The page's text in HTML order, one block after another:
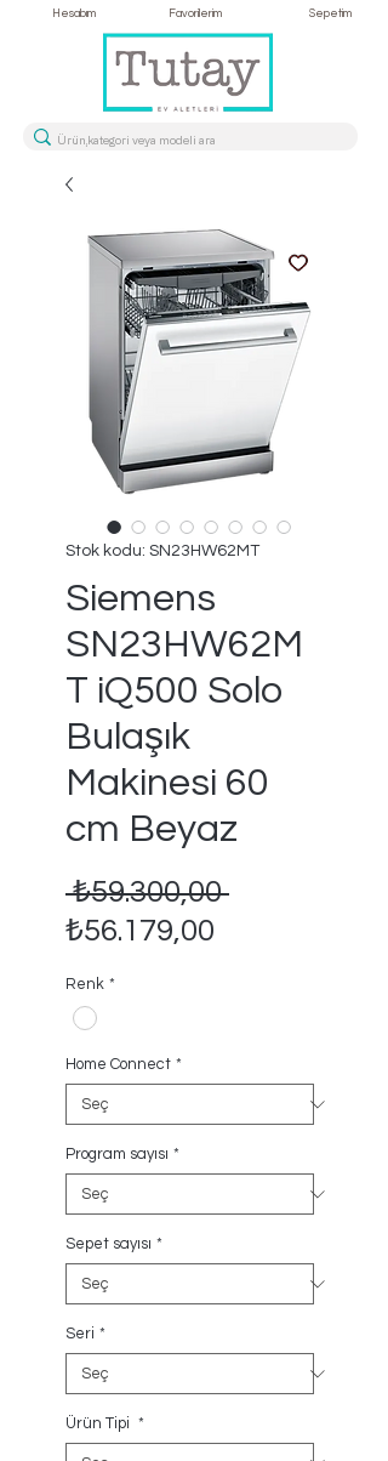
Hesabım Favorilerim Sepetim
Stok kodu: SN23HW62MT
Siemens
SN23HW62M
T iQ500 Solo
Bulaşık
Makinesi 60
cm Beyaz
₺59.300,00 Normal
₺56.179,00
Renk *
Home Connect *
Program sayısı *
Sepet sayısı *
Seri *
Ürün Tipi *